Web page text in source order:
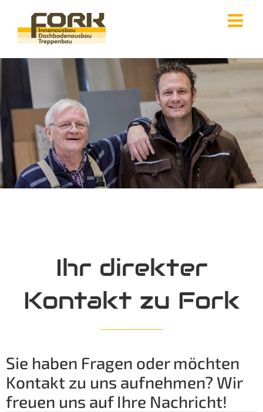
Ihr direkter
Kontakt zu Fork
Sie haben Fragen oder möchten
Kontakt zu uns aufnehmen? Wir
freuen uns auf Ihre Nachricht!